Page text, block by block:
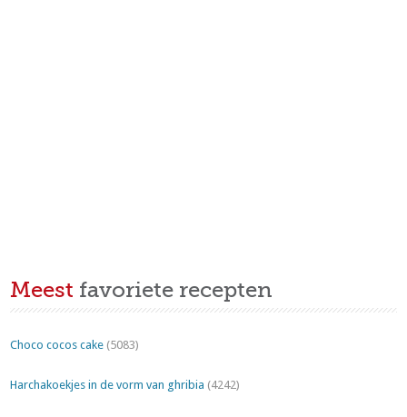
Meest favoriete recepten
Choco cocos cake (5083)
Harchakoekjes in de vorm van ghribia (4242)